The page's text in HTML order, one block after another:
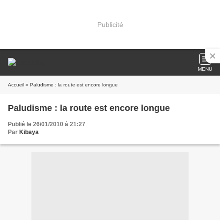
Publicité
MENU
Accueil » Paludisme : la route est encore longue
Paludisme : la route est encore longue
Publié le 26/01/2010 à 21:27
Par Kibaya